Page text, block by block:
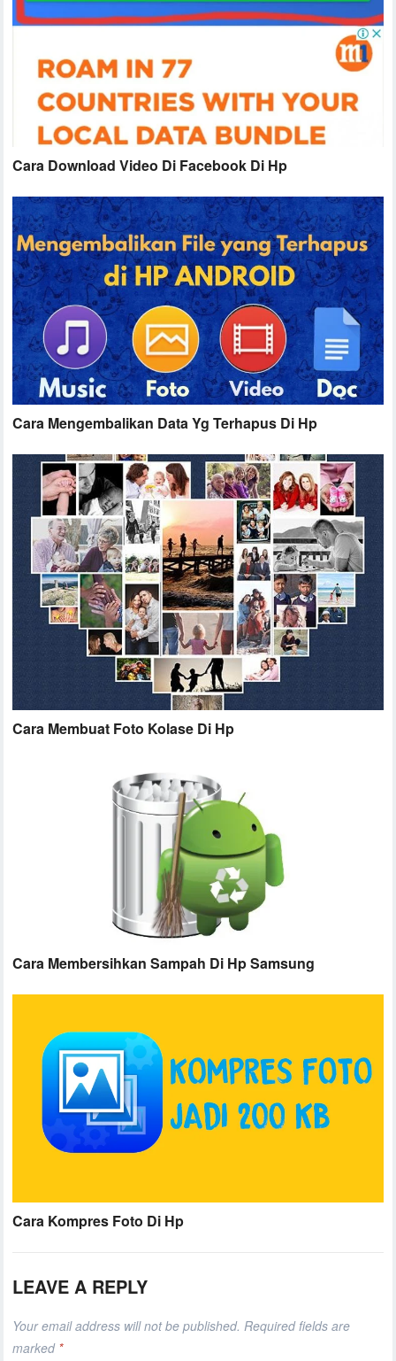
Cara Download Video Di Facebook Di Hp
Cara Mengembalikan Data Yg Terhapus Di Hp
Cara Membuat Foto Kolase Di Hp
Cara Membersihkan Sampah Di Hp Samsung
Cara Kompres Foto Di Hp
LEAVE A REPLY
Your email address will not be published. Required fields are
marked *